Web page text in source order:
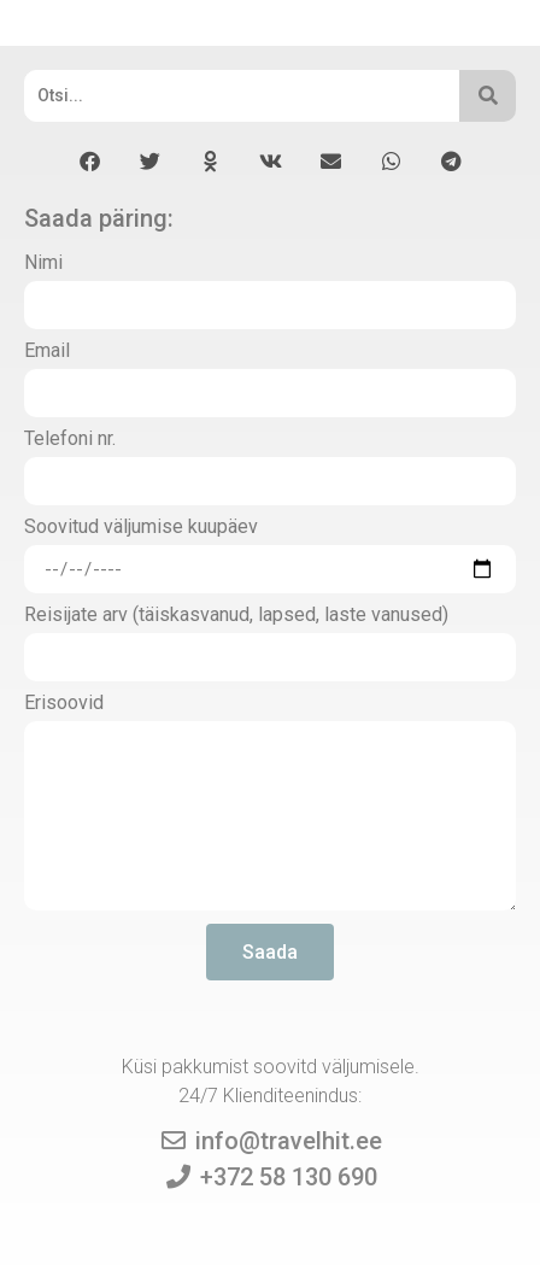
Saada päring:
Nimi
Email
Telefoni nr.
Soovitud väljumise kuupäev
Reisijate arv (täiskasvanud, lapsed, laste vanused)
Erisoovid
Saada
Küsi pakkumist soovitd väljumisele.
24/7 Klienditeenindus:
info@travelhit.ee
+372 58 130 690